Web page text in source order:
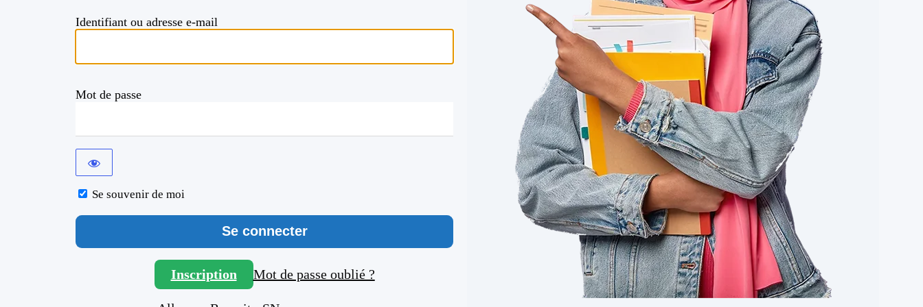
Identifiant ou adresse e-mail
Mot de passe
Se souvenir de moi
Inscription Mot de passe oublié ?